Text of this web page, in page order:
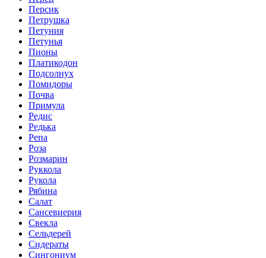
Персик
Петрушка
Петуния
Петунья
Пионы
Платикодон
Подсолнух
Помидоры
Почва
Примула
Редис
Редька
Репа
Роза
Розмарин
Руккола
Рукола
Рябина
Салат
Сансевиерия
Свекла
Сельдерей
Сидераты
Сингониум